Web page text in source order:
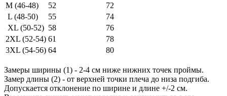
M (46-48)
52
72
L (48-50)
55
74
XL (50-52) 58
76
2XL (52-54) 61
78
3XL (54-56) 64 80
Замеры ширины (1) - 2-4 см ниже нижних точек проймы.
Замер длины (2) - от верхней точки плеча до низа подгиба.
Допускается отклонение по ширине и длине +/-2 см.